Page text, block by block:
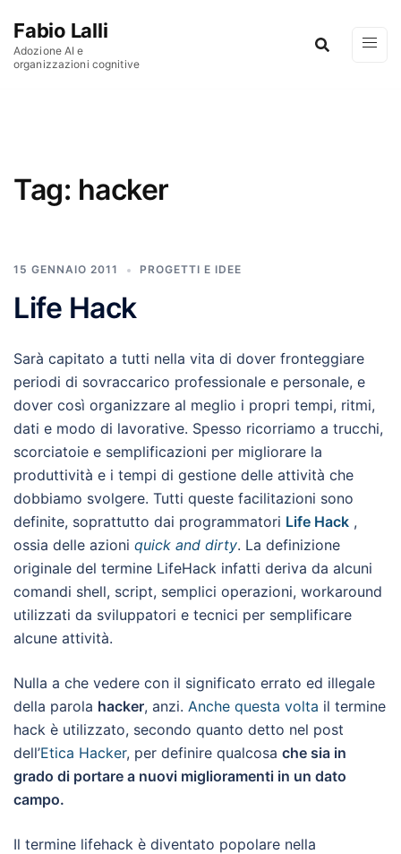
Fabio Lalli
Adozione AI e
organizzazioni cognitive
Tag: hacker
15 GENNAIO 2011 PROGETTI E IDEE
Life Hack
Sarà capitato a tutti nella vita di dover fronteggiare
periodi di sovraccarico professionale e personale, e
dover così organizzare al meglio i propri tempi, ritmi,
dati e modo di lavorative. Spesso ricorriamo a trucchi,
scorciatoie e semplificazioni per migliorare la
produttività e i tempi di gestione delle attività che
dobbiamo svolgere. Tutti queste facilitazioni sono
definite, soprattutto dai programmatori Life Hack ,
ossia delle azioni quick and dirty. La definizione
originale del termine LifeHack infatti deriva da alcuni
comandi shell, script, semplici operazioni, workaround
utilizzati da sviluppatori e tecnici per semplificare
alcune attività.
Nulla a che vedere con il significato errato ed illegale
della parola hacker, anzi. Anche questa volta il termine
hack è utilizzato, secondo quanto detto nel post
dell’Etica Hacker, per definire qualcosa che sia in
grado di portare a nuovi miglioramenti in un dato
campo.
Il termine lifehack è diventato popolare nella